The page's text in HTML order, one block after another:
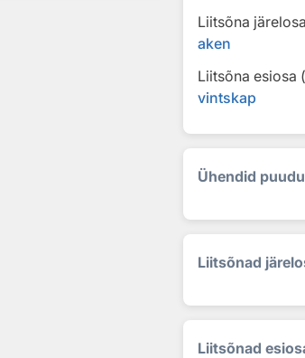
Liitsõna
aken
Liitsõna esiosa
vintskap
Ühendid
Liitsõnad
Liitsõnad